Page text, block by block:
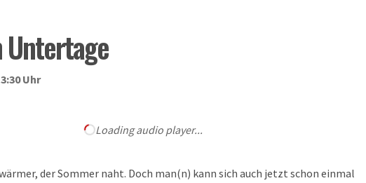
Uhr
Loading audio player...
der Sommer naht. Doch man(n) kann sich auch jetzt schon einmal